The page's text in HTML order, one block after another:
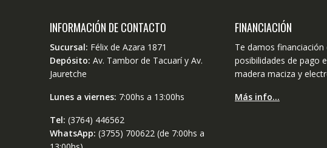
INFORMACIÓN DE CONTACTO
Sucursal: Félix de Azara 1871
Depósito: Av. Tambor de Tacuarí y Av.
Jauretche
Lunes a viernes: 7:00hs a 13:00hs
Tel: (3764) 446562
WhatsApp: (3755) 700622 (de 7:00hs a
FINANCIACIÓN
Te damos
posibilidades de pago
madera maciza y
Más info…